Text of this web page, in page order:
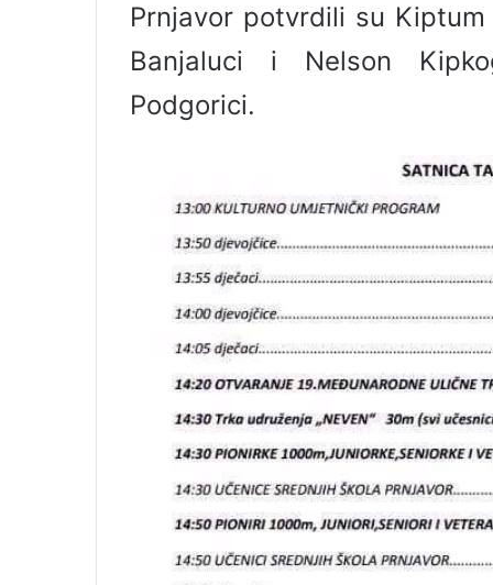
Prnjavor potvrdili su
Banjaluci i Nelson
Podgorici.